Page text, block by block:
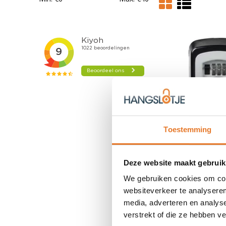
Toestemming
Deze website maakt
We gebruiken cookies om
websiteverkeer te
media, adverteren en
verstrekt of die ze hebben
Masterlock
met cijfers -
35,95
Nog niet
OP